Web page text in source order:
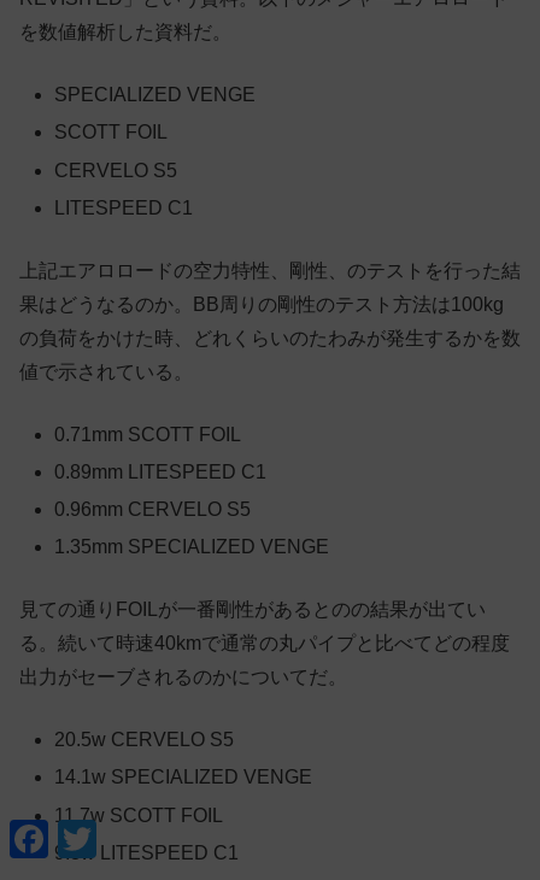
を数値解析した資料だ。
SPECIALIZED VENGE
SCOTT FOIL
CERVELO S5
LITESPEED C1
上記エアロロードの空力特性、剛性、のテストを行った結
果はどうなるのか。BB周りの剛性のテスト方法は100kg
の負荷をかけた時、どれくらいのたわみが発生するかを数
値で示されている。
0.71mm SCOTT FOIL
0.89mm LITESPEED C1
0.96mm CERVELO S5
1.35mm SPECIALIZED VENGE
見ての通りFOILが一番剛性があるとのの結果が出てい
る。続いて時速40kmで通常の丸パイプと比べてどの程度
出力がセーブされるのかについてだ。
20.5w CERVELO S5
14.1w SPECIALIZED VENGE
11.7w SCOTT FOIL
9.8w LITESPEED C1
F
a
T
w